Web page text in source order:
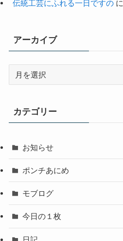
伝統工芸にふれる一日ですのに
アーカイブ
ブ
カテゴリー
お知らせ
ポンチあにめ
モブログ
今日の１枚